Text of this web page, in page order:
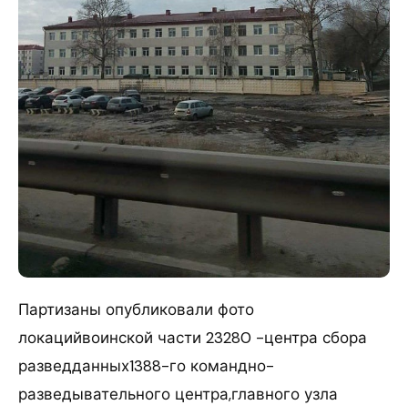
Партизаны опубликовали фото
локацийвоинской части 23280 -центра сбора
разведданных1388-го командно-
разведывательного центра,главного узла